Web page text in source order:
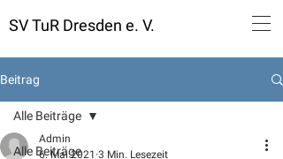
SV TuR Dresden e. V.
Beitrag
Alle Beiträge
Alle Beiträge
Admin
6. Mai 2021 3 Min. Lesezeit